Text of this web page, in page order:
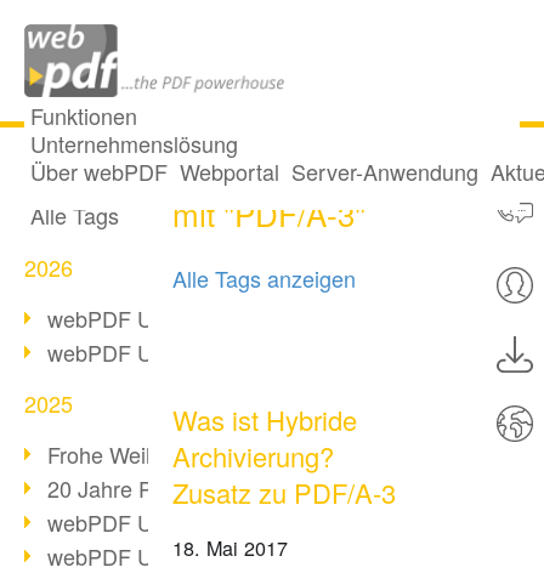
Funktionen
Unternehmenslösung
Über webPDF Webportal Server-Anwendung
Alle Beiträge
Alle Tags
2026
webPDF Update 10.0.5
webPDF Update 10.0.4
2025
Frohe Weihnachten & Auszeit
20 Jahre PDF/A
webPDF Update 10.0.3
webPDF Update 10.0.2
2 Posts getaggt
mit "PDF/A-3"
Alle Tags anzeigen
Was ist Hybride
Archivierung?
Zusatz zu PDF/A-3
18. Mai 2017